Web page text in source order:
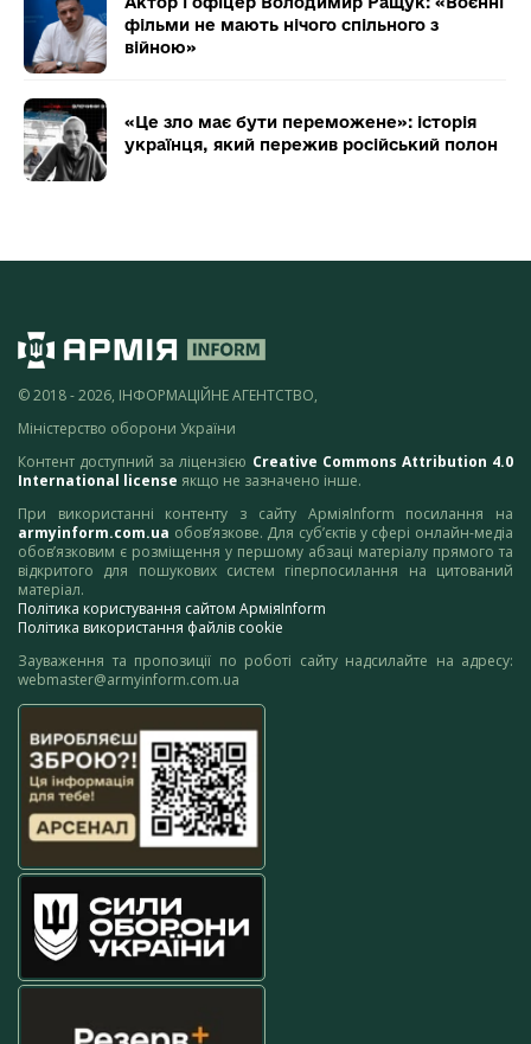
фільми не мають нічого спільного з
війною»
«Це зло має бути переможене»: історія
українця, який пережив російський полон
© 2018 - 2026, ІНФОРМАЦІЙНЕ АГЕНТСТВО,
Міністерство оборони України
Контент доступний за ліцензією Creative Commons Attribution 4.0
International license якщо не зазначено інше.
При використанні контенту з сайту АрміяInform посилання на
armyinform.com.ua обов’язкове. Для суб’єктів у сфері онлайн-медіа
обов’язковим є розміщення у першому абзаці матеріалу прямого та
відкритого для пошукових систем гіперпосилання на цитований
матеріал.
Політика користування сайтом АрміяInform
Політика використання файлів cookie
Зауваження та пропозиції по роботі сайту надсилайте на адресу:
webmaster@armyinform.com.ua